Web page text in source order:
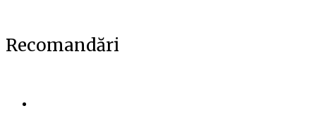
Recomandări